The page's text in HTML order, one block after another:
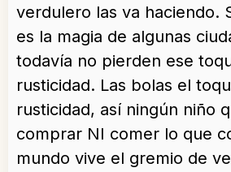
verdulero las va haciendo.
es la magia de algunas
todavía no pierden ese
rusticidad. Las bolas el
rusticidad, así ningún niño
comprar NI comer lo que
mundo vive el gremio de